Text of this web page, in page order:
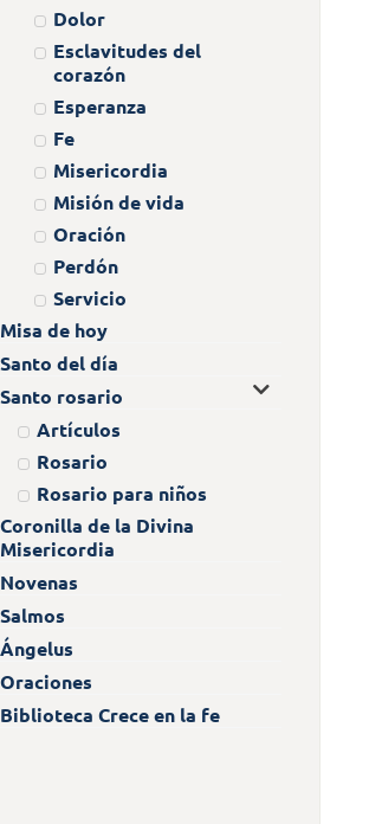
Dolor
Esclavitudes del
corazón
Esperanza
Fe
Misericordia
Misión de vida
Oración
Perdón
Servicio
Misa de hoy
Santo del día
Santo rosario
Artículos
Rosario
Rosario para niños
Coronilla de la Divina
Misericordia
Novenas
Salmos
Ángelus
Oraciones
Biblioteca Crece en la fe